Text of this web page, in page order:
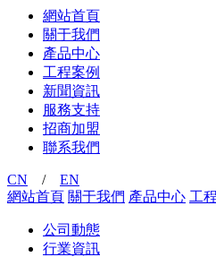
網站首頁
關于我們
產品中心
工程案例
新聞資訊
服務支持
招商加盟
聯系我們
CN / EN
網站首頁 關于我們 產品中心 工
公司動態
行業資訊